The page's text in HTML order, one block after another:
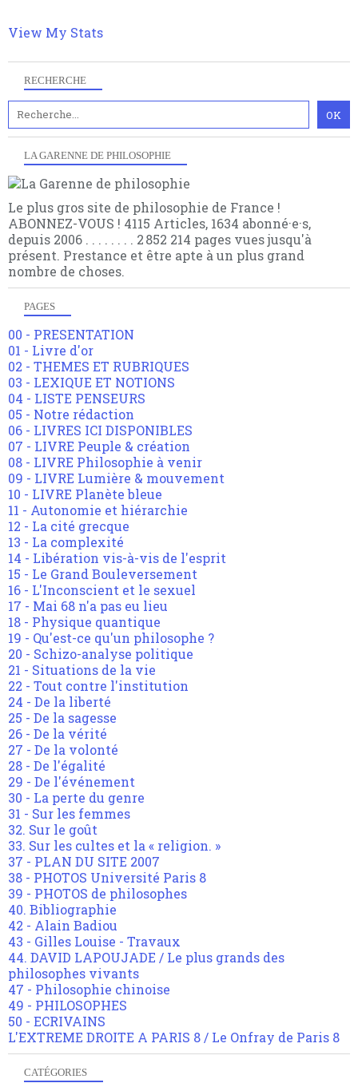
RECHERCHE
LA GARENNE DE PHILOSOPHIE
Le plus gros site de philosophie de France !
ABONNEZ-VOUS ! 4115 Articles, 1634 abonné·e·s,
depuis 2006 . . . . . . . . 2 852 214 pages vues jusqu'à
présent. Prestance et être apte à un plus grand
nombre de choses.
PAGES
00 - PRESENTATION
01 - Livre d'or
02 - THEMES ET RUBRIQUES
03 - LEXIQUE ET NOTIONS
04 - LISTE PENSEURS
05 - Notre rédaction
06 - LIVRES ICI DISPONIBLES
07 - LIVRE Peuple & création
08 - LIVRE Philosophie à venir
09 - LIVRE Lumière & mouvement
10 - LIVRE Planète bleue
11 - Autonomie et hiérarchie
12 - La cité grecque
13 - La complexité
14 - Libération vis-à-vis de l'esprit
15 - Le Grand Bouleversement
16 - L'Inconscient et le sexuel
17 - Mai 68 n'a pas eu lieu
18 - Physique quantique
19 - Qu'est-ce qu'un philosophe ?
20 - Schizo-analyse politique
21 - Situations de la vie
22 - Tout contre l'institution
24 - De la liberté
25 - De la sagesse
26 - De la vérité
27 - De la volonté
28 - De l'égalité
29 - De l'événement
30 - La perte du genre
31 - Sur les femmes
32. Sur le goût
33. Sur les cultes et la « religion. »
37 - PLAN DU SITE 2007
38 - PHOTOS Université Paris 8
39 - PHOTOS de philosophes
40. Bibliographie
42 - Alain Badiou
43 - Gilles Louise - Travaux
44. DAVID LAPOUJADE / Le plus grands des
philosophes vivants
47 - Philosophie chinoise
49 - PHILOSOPHES
50 - ECRIVAINS
L'EXTREME DROITE A PARIS 8 / Le Onfray de Paris 8
CATÉGORIES
View My Stats